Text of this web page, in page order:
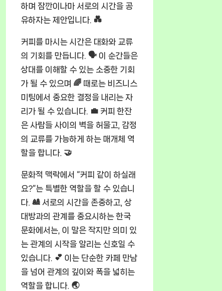
하며 잠깐이나마 서로의 시간을 공
유하자는 제안입니다. 💑
커피를 마시는 시간은 대화와 교류
의 기회를 만듭니다. 🗣️ 이 순간들은
상대를 이해할 수 있는 소중한 기회
가 될 수 있으며 🌈 때로는 비즈니스
미팅에서 중요한 결정을 내리는 자
리가 될 수 있습니다. 💼 커피 한잔
은 사람들 사이의 벽을 허물고, 감정
의 교류를 가능하게 하는 매개체 역
할을 합니다. 🤝
문화적 맥락에서 “커피 같이 하실래
요?”는 특별한 역할을 할 수 있습니
다. 🎎 서로의 시간을 존중하고, 상
대방과의 관계를 중요시하는 한국
문화에서는, 이 말은 작지만 의미 있
는 관계의 시작을 알리는 신호일 수
있습니다. 💕 이는 단순한 카페 만남
을 넘어 관계의 깊이와 폭을 넓히는
역할을 합니다. 🌏